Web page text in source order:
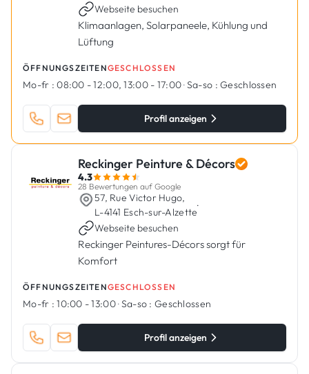
Webseite besuchen
Klimaanlagen, Solarpaneele, Kühlung und
Lüftung
ÖFFNUNGSZEITENGESCHLOSSEN
Mo-fr : 08:00 - 12:00, 13:00 - 17:00·Sa-so : Geschlossen
Profil anzeigen
Reckinger Peinture & Décors
4.3
28 Bewertungen auf Google
57, Rue Victor Hugo,
L-4141 Esch-sur-Alzette
·
Webseite besuchen
Reckinger Peintures-Décors sorgt für
Komfort
ÖFFNUNGSZEITENGESCHLOSSEN
Mo-fr : 10:00 - 13:00·Sa-so : Geschlossen
Profil anzeigen